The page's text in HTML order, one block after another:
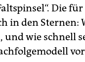
Die
in den Sternen:
und wie schnell